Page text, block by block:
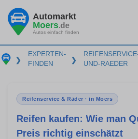
Automarkt
Moers.de
Autos einfach finden
❯
EXPERTEN-
FINDEN
❯
UND-RAEDER
Reifenservice & Räder · in Moers
Reifen kaufen: Wie man
Preis richtig einschätzt